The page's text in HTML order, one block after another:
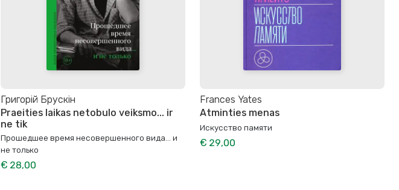
Григорій Брускін
Praeities laikas netobulo veiksmo... ir
ne tik
Прошедшее время несовершенного вида… и
не только
€ 28,00
Frances Yates
Atminties menas
Искусство памяти
€ 29,00